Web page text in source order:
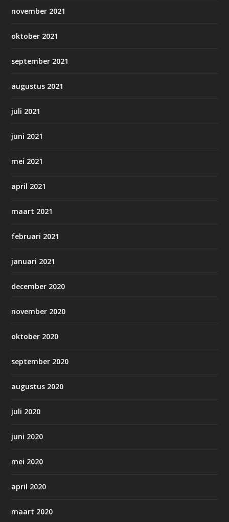
november 2021
oktober 2021
september 2021
augustus 2021
juli 2021
juni 2021
mei 2021
april 2021
maart 2021
februari 2021
januari 2021
december 2020
november 2020
oktober 2020
september 2020
augustus 2020
juli 2020
juni 2020
mei 2020
april 2020
maart 2020